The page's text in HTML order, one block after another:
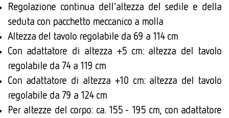
Regolazione continua dell'altezza del sedile e della
seduta con pacchetto meccanico a molla
Altezza del tavolo regolabile da 69 a 114 cm
Con adattatore di altezza +5 cm: altezza del tavolo
regolabile da 74 a 119 cm
Con adattatore di altezza +10 cm: altezza del tavolo
regolabile da 79 a 124 cm
Per altezze del corpo: ca. 155 - 195 cm, con adattatore